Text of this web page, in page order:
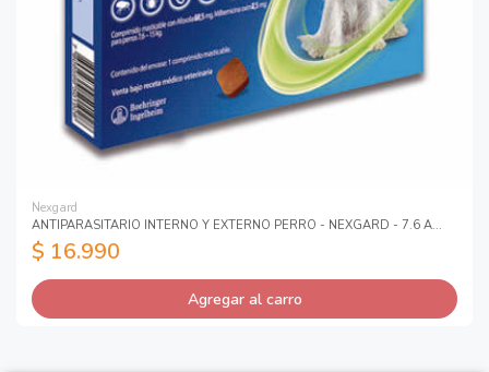
Nexgard
ANTIPARASITARIO INTERNO Y EXTERNO PERRO - NEXGARD - 7.6 A...
$ 16.990
Agregar al carro